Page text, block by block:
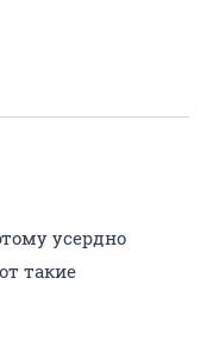
усердно
такие